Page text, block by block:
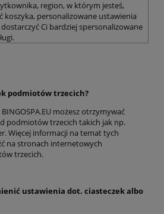
region, w którym jesteś,
koszyka, personalizowane ustawienia
Ci bardziej spersonalizowane
podmiotów trzecich?
możesz otrzymywać
podmiotów trzecich takich jak np.
Więcej informacji na temat tych
na stronach internetowych
trzecich.
ustawienia dot. ciasteczek albo